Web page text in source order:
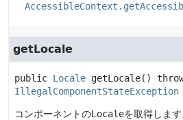
getLocale
public Locale getLocale()
IllegalComponentStateException
コンポーネントのLocaleを取得します